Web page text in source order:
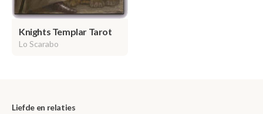
Knights Templar Tarot
Lo Scarabo
Liefde en relaties